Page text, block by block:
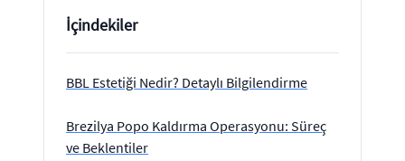
İçindekiler
BBL Estetiği Nedir? Detaylı Bilgilendirme
Brezilya Popo Kaldırma Operasyonu: Süreç
ve Beklentiler